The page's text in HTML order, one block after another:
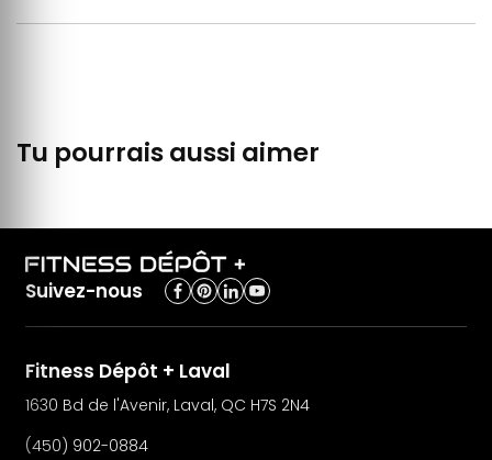
Tu pourrais aussi aimer
Suivez-nous
Fitness Dépôt + Laval
1630 Bd de l'Avenir, Laval, QC H7S 2N4
(450) 902-0884